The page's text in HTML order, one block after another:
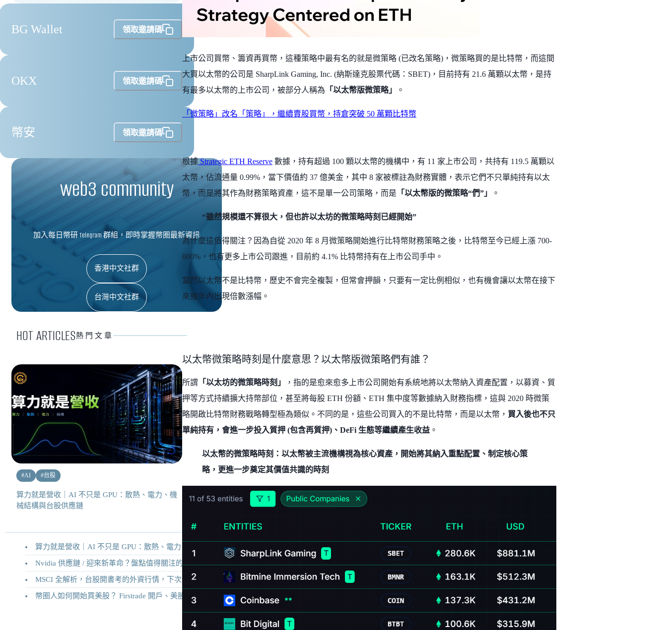
BG Wallet 領取邀請碼
OKX 領取邀請碼
幣安 領取邀請碼
web3 community
加入每日幣研 Telegram 群組，即時掌握幣圈最新資訊
香港中文社群
台灣中文社群
HOT ARTICLES熱門文章
#AI #台股
算力就是營收｜AI 不只是 GPU：散熱、電力、機
械結構與台股供應鏈
算力就是營收｜AI 不只是 GPU：散熱、電力、機械結構與台股供應鏈
Nvidia 供應鏈 / 迎來新革命？盤點值得關注的二十家供應鏈企業
MSCI 全解析，台股開書考的外資行情，下次調整你準備好了嗎？
幣圈人如何開始買美股？ Firstrade 開戶、美股交易機制完整教學
上市公司買幣、籌資再買幣，這種策略中最有名的就是微策略 (已改名策略)，微策略買的是比特幣，而這間
大買以太幣的公司是 SharpLink Gaming, Inc. (納斯達克股票代碼：SBET)，目前持有 21.6 萬顆以太幣，是持
有最多以太幣的上市公司，被部分人稱為 「以太幣版微策略」 。
「微策略」改名「策略」，繼續賣股買幣，持倉突破 50 萬顆比特幣
根據 Strategic ETH Reserve 數據，持有超過 100 顆以太幣的機構中，有 11 家上市公司，共持有 119.5 萬顆以
太幣，佔流通量 0.99%，當下價值約 37 億美金，其中 8 家被標註為財務實體，表示它們不只單純持有以太
幣，而是將其作為財務策略資產，這不是單一公司策略，而是 「以太幣版的微策略“們”」 。
“雖然規模還不算很大，但也許以太坊的微策略時刻已經開始”
為什麼這值得關注？因為自從 2020 年 8 月微策略開始進行比特幣財務策略之後，比特幣至今已經上漲 700-
800%，也有更多上市公司跟進，目前約 4.1% 比特幣持有在上市公司手中。
當然以太幣不是比特幣，歷史不會完全複製，但常會押韻，只要有一定比例相似，也有機會讓以太幣在接下
來幾年內出現倍數漲幅。
以太幣微策略時刻是什麼意思？以太幣版微策略們有誰？
所謂 「以太坊的微策略時刻」
，指的是愈來愈多上市公司開始有系統地將以太幣納入資產配置，以募資、質
押等方式持續擴大持幣部位，甚至將每股 ETH 份額、ETH 集中度等數據納入財務指標，這與 2020 時微策
略開啟比特幣財務戰略轉型極為類似。不同的是，這些公司買入的不是比特幣，而是以太幣， 買入後也不只
單純持有，會進一步投入質押 (包含再質押)、DeFi 生態等繼續產生收益 。
以太幣的微策略時刻：以太幣被主流機構視為核心資產，開始將其納入重點配置、制定核心策
略，更進一步奠定其價值共識的時刻